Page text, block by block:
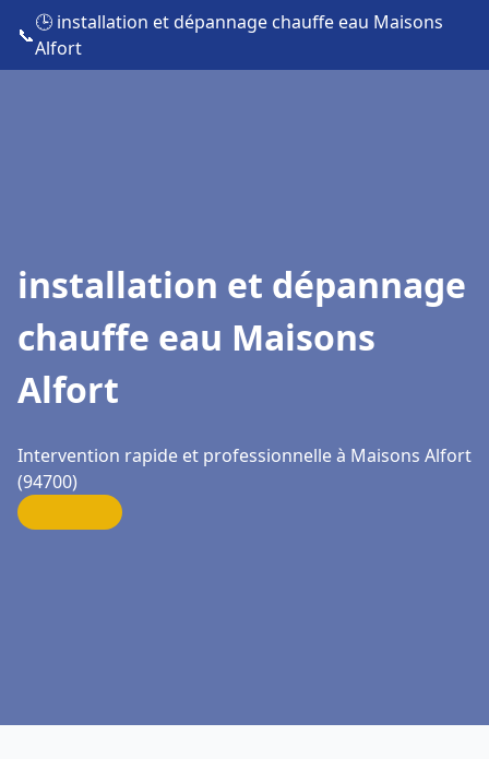
📞
🕒 installation et dépannage chauffe eau Maisons
Alfort
installation et dépannage
chauffe eau Maisons
Alfort
Intervention rapide et professionnelle à Maisons Alfort
(94700)